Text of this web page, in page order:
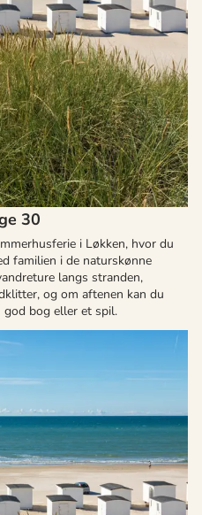
30
i Løkken, hvor du
familien i de naturskønne
langs stranden,
og om aftenen kan du
god bog eller et spil.